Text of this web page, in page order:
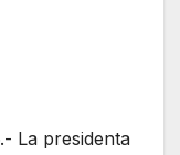
La presidenta